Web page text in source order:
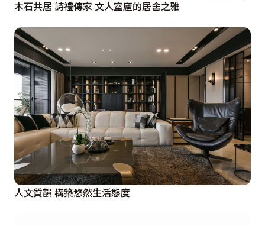
木石共居 詩禮傳家 文人室廬的居舍之雅
人文質韻 構築悠然生活態度